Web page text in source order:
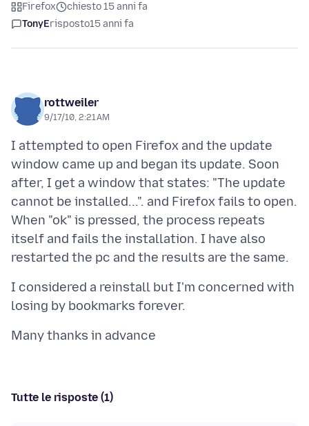
Firefox
chiesto 15 anni fa
TonyErisposto15 anni fa
rottweiler
9/17/10, 2:21 AM
I attempted to open Firefox and the update
window came up and began its update. Soon
after, I get a window that states: "The update
cannot be installed...". and Firefox fails to open.
When "ok" is pressed, the process repeats
itself and fails the installation. I have also
I considered a reinstall but I'm concerned with
Tutte le risposte (1)